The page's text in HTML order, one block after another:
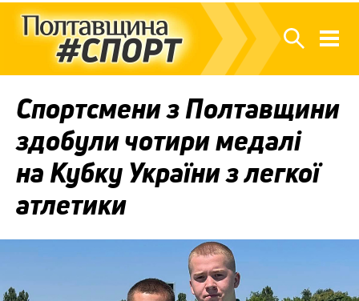
Спортсмени з Полтавщини
здобули чотири медалі
на Кубку України з легкої
атлетики